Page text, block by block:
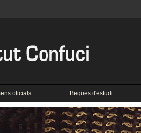
oficials Beques d'estudi